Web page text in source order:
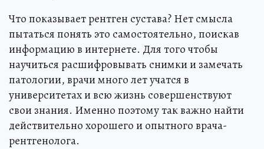
Что показывает рентген сустава? Нет смысла
пытаться понять это самостоятельно, поискав
информацию в интернете. Для того чтобы
научиться расшифровывать снимки и замечать
патологии, врачи много лет учатся в
университетах и всю жизнь совершенствуют
свои знания. Именно поэтому так важно найти
действительно хорошего и опытного врача-
рентгенолога.